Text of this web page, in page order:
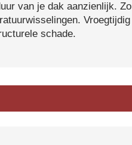
van je dak aanzienlijk. Zo
Vroegtijdig
schade.